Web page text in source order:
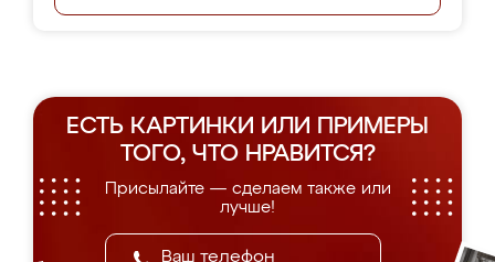
ЕСТЬ КАРТИНКИ ИЛИ ПРИМЕРЫ
ТОГО, ЧТО НРАВИТСЯ?
Присылайте — сделаем также или
лучше!